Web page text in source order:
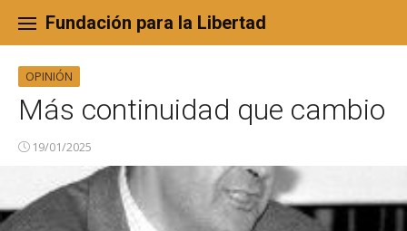
content
Fundación para la Libertad
OPINIÓN
Más continuidad que cambio
19/01/2025